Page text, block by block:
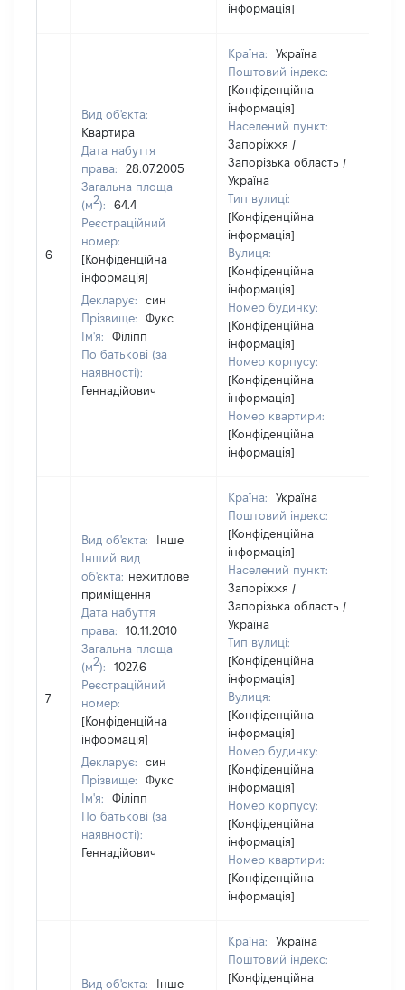
інформація]
6
Вид об'єкта:
Квартира
Дата набуття
права:
28.07.2005
Загальна площа
(м2):
64.4
Реєстраційний
номер:
[Конфіденційна
інформація]
Декларує:
син
Прізвище:
Фукс
Ім'я:
Філіпп
По батькові (за
наявності):
Геннадійович
Країна:
Україна
Поштовий індекс:
[Конфіденційна
інформація]
Населений пункт:
Запоріжжя /
Запорізька область /
Україна
Тип вулиці:
[Конфіденційна
інформація]
Вулиця:
[Конфіденційна
інформація]
Номер будинку:
[Конфіденційна
інформація]
Номер корпусу:
[Конфіденційна
інформація]
Номер квартири:
[Конфіденційна
інформація]
7
Вид об'єкта:
Інше
Інший вид
об'єкта: нежитлове
приміщення
Дата набуття
права:
10.11.2010
Загальна площа
(м2):
1027.6
Реєстраційний
номер:
[Конфіденційна
інформація]
Декларує:
син
Прізвище:
Фукс
Ім'я:
Філіпп
По батькові (за
наявності):
Геннадійович
Країна:
Україна
Поштовий індекс:
[Конфіденційна
інформація]
Населений пункт:
Запоріжжя /
Запорізька область /
Україна
Тип вулиці:
[Конфіденційна
інформація]
Вулиця:
[Конфіденційна
інформація]
Номер будинку:
[Конфіденційна
інформація]
Номер корпусу:
[Конфіденційна
інформація]
Номер квартири:
[Конфіденційна
інформація]
Вид об'єкта: Інше
Країна:
Україна
Поштовий індекс:
[Конфіденційна